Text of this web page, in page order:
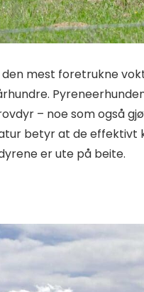
mest foretrukne
– noe som også
betyr at de effektivt
er ute på beite.